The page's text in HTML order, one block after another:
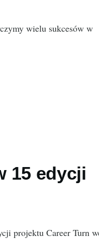
wielu sukcesów w
15 edycji
projektu Career Turn